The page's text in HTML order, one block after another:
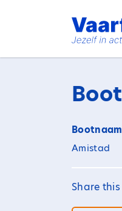
Bootnaam
Amistad
Share